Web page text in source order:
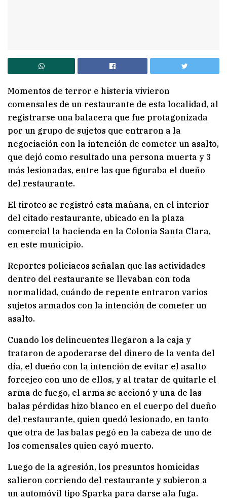
Momentos de terror e histeria vivieron
comensales de un restaurante de esta localidad, al
registrarse una balacera que fue protagonizada
por un grupo de sujetos que entraron a la
negociación con la intención de cometer un asalto,
que dejó como resultado una persona muerta y 3
más lesionadas, entre las que figuraba el dueño
del restaurante.
El tiroteo se registró esta mañana, en el interior
del citado restaurante, ubicado en la plaza
comercial la hacienda en la Colonia Santa Clara,
en este municipio.
Reportes policiacos señalan que las actividades
dentro del restaurante se llevaban con toda
normalidad, cuándo de repente entraron varios
sujetos armados con la intención de cometer un
asalto.
Cuando los delincuentes llegaron a la caja y
trataron de apoderarse del dinero de la venta del
día, el dueño con la intención de evitar el asalto
forcejeo con uno de ellos, y al tratar de quitarle el
arma de fuego, el arma se accionó y una de las
balas pérdidas hizo blanco en el cuerpo del dueño
del restaurante, quien quedó lesionado, en tanto
que otra de las balas pegó en la cabeza de uno de
los comensales quien cayó muerto.
Luego de la agresión, los presuntos homicidas
salieron corriendo del restaurante y subieron a
un automóvil tipo Sparka para darse ala fuga.